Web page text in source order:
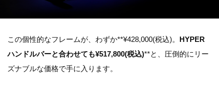
この個性的なフレームが、わずか**¥428,000(税込)。 HYPER
ハンドルバーと合わせても¥517,800(税込)**と、圧倒的にリー
ズナブルな価格で手に入ります。